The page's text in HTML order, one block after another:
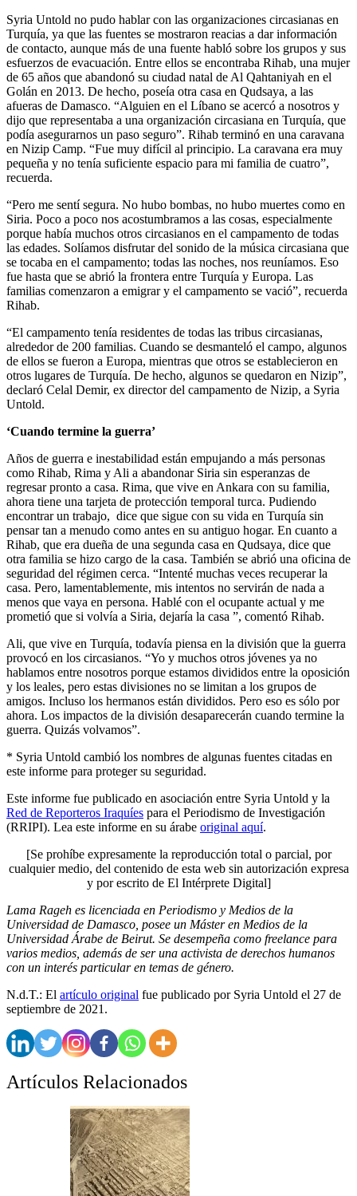
Syria Untold no pudo hablar con las organizaciones circasianas en
Turquía, ya que las fuentes se mostraron reacias a dar información
de contacto, aunque más de una fuente habló sobre los grupos y sus
esfuerzos de evacuación. Entre ellos se encontraba Rihab, una mujer
de 65 años que abandonó su ciudad natal de Al Qahtaniyah en el
Golán en 2013. De hecho, poseía otra casa en Qudsaya, a las
afueras de Damasco. “Alguien en el Líbano se acercó a nosotros y
dijo que representaba a una organización circasiana en Turquía, que
podía asegurarnos un paso seguro”. Rihab terminó en una caravana
en Nizip Camp. “Fue muy difícil al principio. La caravana era muy
pequeña y no tenía suficiente espacio para mi familia de cuatro”,
recuerda.
“Pero me sentí segura. No hubo bombas, no hubo muertes como en
Siria. Poco a poco nos acostumbramos a las cosas, especialmente
porque había muchos otros circasianos en el campamento de todas
las edades. Solíamos disfrutar del sonido de la música circasiana que
se tocaba en el campamento; todas las noches, nos reuníamos. Eso
fue hasta que se abrió la frontera entre Turquía y Europa. Las
familias comenzaron a emigrar y el campamento se vació”, recuerda
Rihab.
“El campamento tenía residentes de todas las tribus circasianas,
alrededor de 200 familias. Cuando se desmanteló el campo, algunos
de ellos se fueron a Europa, mientras que otros se establecieron en
otros lugares de Turquía. De hecho, algunos se quedaron en Nizip”,
declaró Celal Demir, ex director del campamento de Nizip, a Syria
Untold.
‘Cuando termine la guerra’
Años de guerra e inestabilidad están empujando a más personas
como Rihab, Rima y Ali a abandonar Siria sin esperanzas de
regresar pronto a casa. Rima, que vive en Ankara con su familia,
ahora tiene una tarjeta de protección temporal turca. Pudiendo
encontrar un trabajo, dice que sigue con su vida en Turquía sin
pensar tan a menudo como antes en su antiguo hogar. En cuanto a
Rihab, que era dueña de una segunda casa en Qudsaya, dice que
otra familia se hizo cargo de la casa. También se abrió una oficina de
seguridad del régimen cerca. “Intenté muchas veces recuperar la
casa. Pero, lamentablemente, mis intentos no servirán de nada a
menos que vaya en persona. Hablé con el ocupante actual y me
prometió que si volvía a Siria, dejaría la casa ”, comentó Rihab.
Ali, que vive en Turquía, todavía piensa en la división que la guerra
provocó en los circasianos. “Yo y muchos otros jóvenes ya no
hablamos entre nosotros porque estamos divididos entre la oposición
y los leales, pero estas divisiones no se limitan a los grupos de
amigos. Incluso los hermanos están divididos. Pero eso es sólo por
ahora. Los impactos de la división desaparecerán cuando termine la
guerra. Quizás volvamos”.
* Syria Untold cambió los nombres de algunas fuentes citadas en
este informe para proteger su seguridad.
Este informe fue publicado en asociación entre Syria Untold y la
Red de Reporteros Iraquíes para el Periodismo de Investigación
(RRIPI). Lea este informe en su árabe original aquí.
[Se prohíbe expresamente la reproducción total o parcial, por
cualquier medio, del contenido de esta web sin autorización expresa
y por escrito de El Intérprete Digital]
Lama Rageh es licenciada en Periodismo y Medios de la
Universidad de Damasco, posee un Máster en Medios de la
Universidad Árabe de Beirut. Se desempeña como freelance para
varios medios, además de ser una activista de derechos humanos
con un interés particular en temas de género.
N.d.T.: El artículo original fue publicado por Syria Untold el 27 de
septiembre de 2021.
Artículos Relacionados